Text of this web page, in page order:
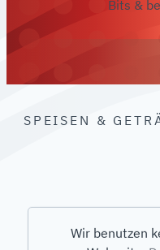
Bits &
SPEISEN &
Wir benutzen